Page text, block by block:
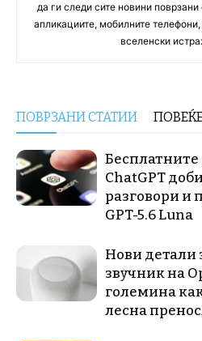
да ги следи сите новини
апликациите, мобилните
вселенски
ПОВРЗАНИ СТАТИИ
ChatGPT
разговори и
GPT-5.6 Luna
Нови детали
звучник на
големина
лесна